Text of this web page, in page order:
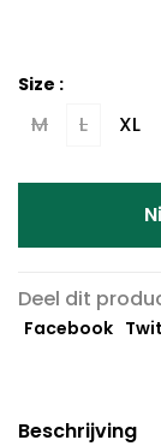
Size :
M L XL
Deel dit
Facebook
Beschrijving